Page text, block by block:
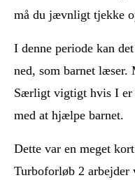
må du jævnligt tjekke
I denne periode kan
ned, som barnet læser.
Særligt vigtigt hvis I er
med at hjælpe barnet.
Dette var en meget
Turboforløb 2 arbejder